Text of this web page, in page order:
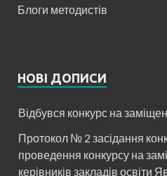
Блоги методистів
НОВІ ДОПИСИ
Відбувся конкурс на
Протокол № 2 засідання
проведення конкурсу на
керівників закладів освіти